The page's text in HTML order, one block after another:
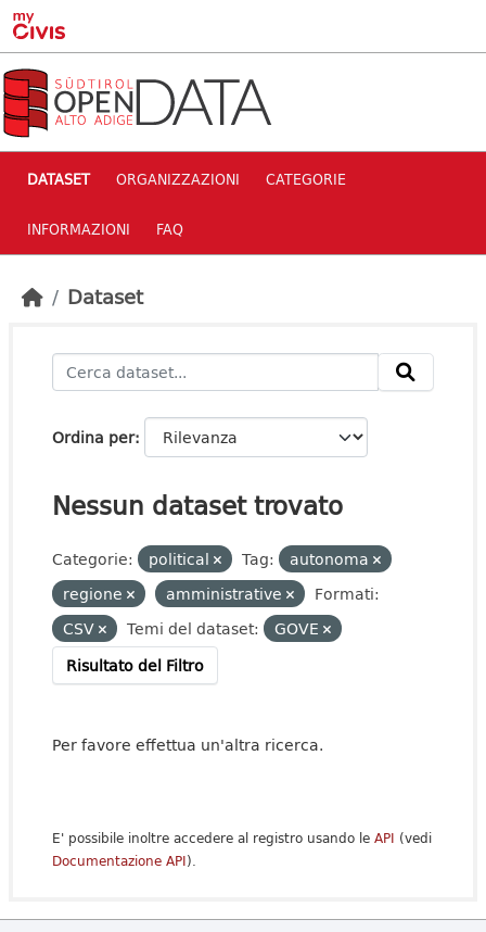
Skip to main content
DATASET ORGANIZZAZIONI CATEGORIE
INFORMAZIONI FAQ
Dataset
Ordina per
Nessun dataset trovato
Categorie: political Tag:
autonoma
regione
amministrative
Formati:
CSV
Temi del dataset:
GOVE
Risultato del Filtro
Per favore effettua un'altra ricerca.
E' possibile inoltre accedere al registro usando le API (vedi
Documentazione API).